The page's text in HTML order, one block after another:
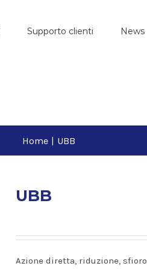
Supporto clienti News
Home | UBB
UBB
Azione diretta, riduzione, sfioro